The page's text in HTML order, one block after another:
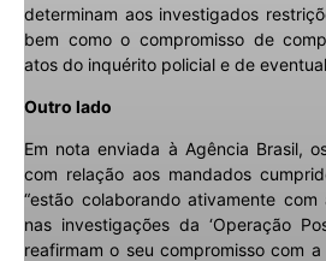
determinam aos investigados
bem como o compromisso de
atos do inquérito policial e de
Outro lado
Em nota enviada à Agência Brasil,
com relação aos mandados
“estão colaborando ativamente
nas investigações da ‘Operação
reafirmam o seu compromisso com